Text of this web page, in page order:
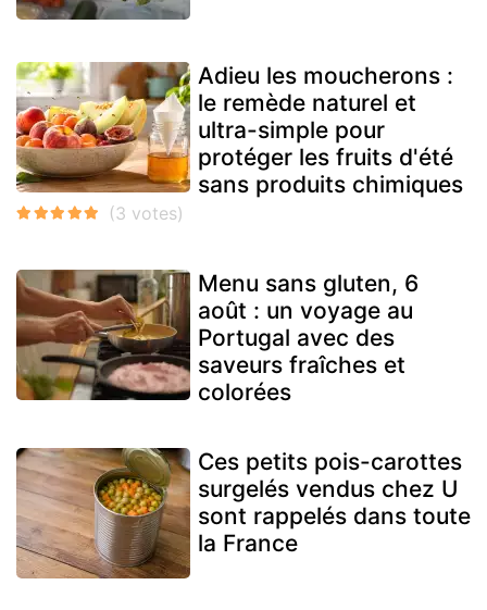
Adieu les moucherons :
le remède naturel et
ultra-simple pour
protéger les fruits d'été
sans produits chimiques
Menu sans gluten, 6
août : un voyage au
Portugal avec des
saveurs fraîches et
colorées
Ces petits pois-carottes
surgelés vendus chez U
sont rappelés dans toute
la France